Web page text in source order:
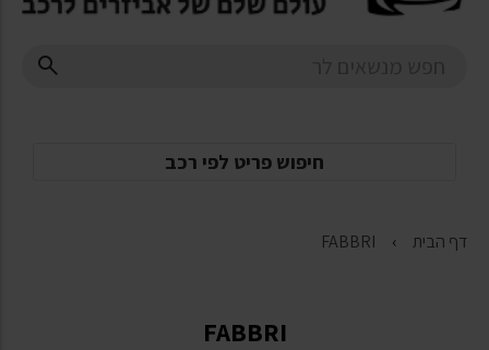
חיפוש פריט לפי רכב
דף הבית FABBRI
FABBRI